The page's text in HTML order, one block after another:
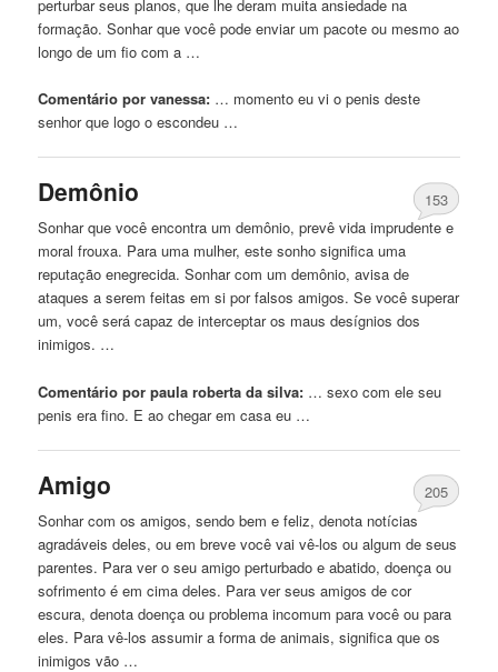
perturbar seus planos, que lhe deram muita ansiedade na
formação. Sonhar que você pode enviar um pacote ou mesmo ao
longo de um fio com a …
Comentário por vanessa: … momento eu vi openis deste
senhor que logo o escondeu …
Demônio
153
Sonhar que você encontra um demônio, prevê vida imprudente e
moral frouxa. Para uma mulher, este sonho significa uma
reputação enegrecida. Sonhar com um demônio, avisa de
ataques a serem feitas em si por falsos amigos. Se você superar
um, você será capaz de interceptar os maus desígnios dos
inimigos. …
Comentário por paula roberta da silva: … sexo com ele seu
penis era fino. E ao chegar em casa eu …
Amigo
205
Sonhar com os amigos, sendo bem e feliz, denota notícias
agradáveis ​​deles, ou em breve você vai vê-los ou algum de seus
parentes. Para ver o seu amigo perturbado e abatido, doença ou
sofrimento é em cima deles. Para ver seus amigos de cor
escura, denota doença ou problema incomum para você ou para
eles. Para vê-los assumir a forma de animais, significa que os
inimigos vão …